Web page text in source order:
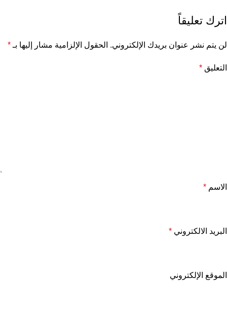
اترك تعليقاً
لن يتم نشر عنوان بريدك الإلكتروني. الحقول الإلزامية مشار إليها بـ *
التعليق *
الاسم *
البريد الالكتروني *
الموقع الإلكتروني